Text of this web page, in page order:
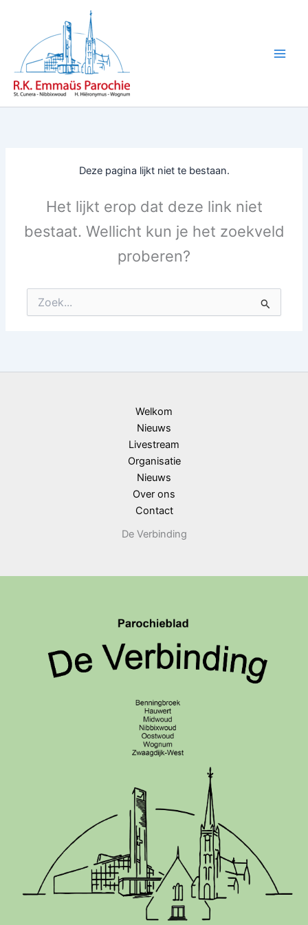
inhoud
Deze pagina lijkt niet te bestaan.
Het lijkt erop dat deze link niet
bestaat. Wellicht kun je het zoekveld
proberen?
Zoek
naar:
Welkom
Nieuws
Livestream
Organisatie
Nieuws
Over ons
Contact
De Verbinding